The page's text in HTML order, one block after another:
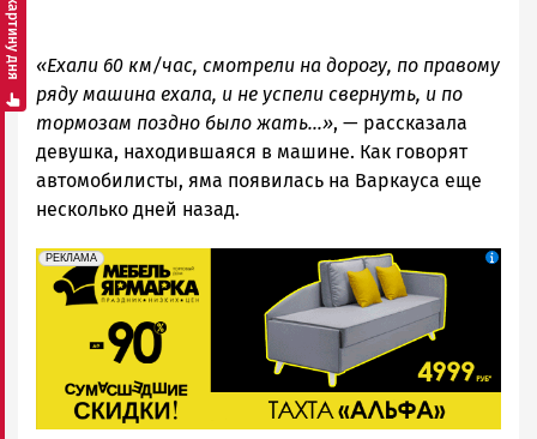
«Ехали 60 км/час, смотрели на дорогу, по правому
ряду машина ехала, и не успели свернуть, и по
тормозам поздно было жать…», — рассказала
девушка, находившаяся в машине. Как говорят
автомобилисты, яма появилась на Варкауса еще
несколько дней назад.
erid: 2SDnjeFymr3
РЕКЛАМА
Реклама